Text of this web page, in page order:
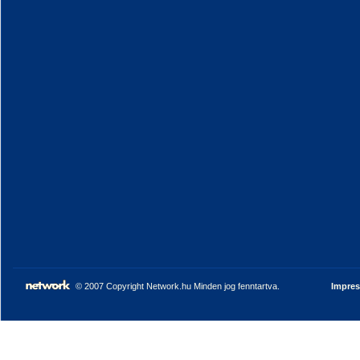
© 2007 Copyright Network.hu Minden jog fenntartva.